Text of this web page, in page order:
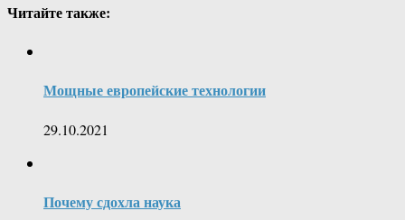
Читайте также:
Мощные европейские технологии
29.10.2021
Почему сдохла наука